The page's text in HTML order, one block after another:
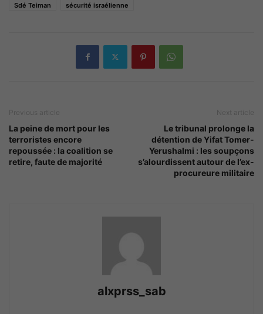
Sdé Teiman
sécurité israélienne
Previous article
La peine de mort pour les
terroristes encore
repoussée : la coalition se
retire, faute de majorité
Next article
Le tribunal prolonge la
détention de Yifat Tomer-
Yerushalmi : les soupçons
s’alourdissent autour de l’ex-
procureure militaire
alxprss_sab